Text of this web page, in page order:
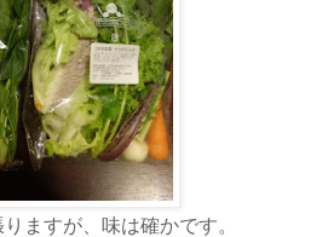
ますが、味は確かです。